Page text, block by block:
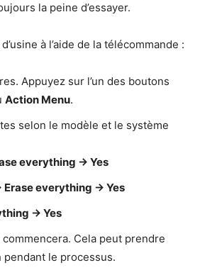
la peine d’essayer.
à l’aide de la télécommande :
Appuyez sur l’un des boutons
Action Menu.
selon le modèle et le système
everything → Yes
everything → Yes
→ Yes
Cela peut prendre
le processus.